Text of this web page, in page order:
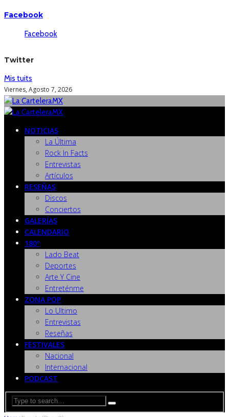
Facebook
Facebook
Twitter
Mis tuits
Viernes, Agosto 7, 2026
NOTICIAS
La Última
Rock In Facts
Entrevistas
Artículos
RESEÑAS
Discos
Conciertos
GALERÍAS
CALENDARIO
180º
Lado Beat
Deportes
Arte Y Cine
Entreténme
ZONA POP
Lo Ultimo
Entrevistas
Reseñas
FESTIVALES
Nacional
Internacional
PODCAST